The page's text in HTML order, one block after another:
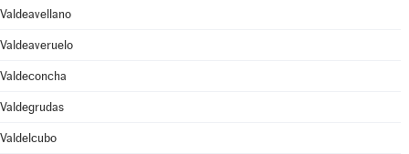
Valdeavellano
Valdeaveruelo
Valdeconcha
Valdegrudas
Valdelcubo